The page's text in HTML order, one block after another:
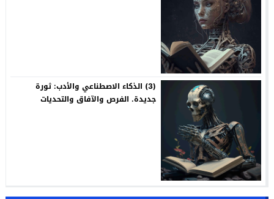
(3) الذكاء الاصطناعي والأدب: ثورة
جديدة. الفرص والآفاق والتحديات